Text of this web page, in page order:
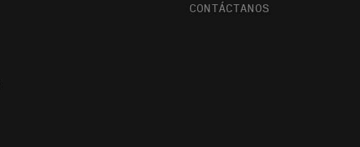
CONTÁCTANOS